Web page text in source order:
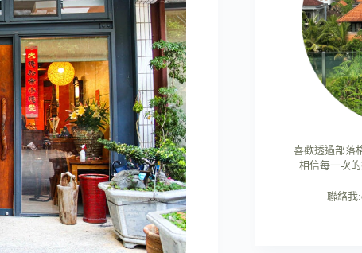
喜歡透過部落
相信每一次
聯絡我: